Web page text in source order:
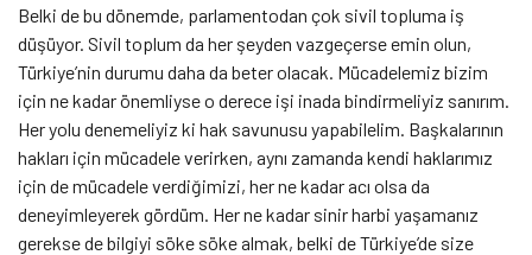
Belki de bu dönemde, parlamentodan çok sivil topluma iş
düşüyor. Sivil toplum da her şeyden vazgeçerse emin olun,
Türkiye’nin durumu daha da beter olacak. Mücadelemiz bizim
için ne kadar önemliyse o derece işi inada bindirmeliyiz sanırım.
Her yolu denemeliyiz ki hak savunusu yapabilelim. Başkalarının
hakları için mücadele verirken, aynı zamanda kendi haklarımız
için de mücadele verdiğimizi, her ne kadar acı olsa da
deneyimleyerek gördüm. Her ne kadar sinir harbi yaşamanız
gerekse de bilgiyi söke söke almak, belki de Türkiye’de size